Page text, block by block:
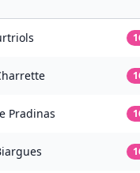
Pradinas